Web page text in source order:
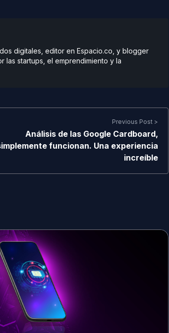
digitales, editor en Espacio.co, y blogger
las startups, el emprendimiento y la
Previous Post >
Análisis de las Google Cardboard,
funcionan. Una experiencia
increíble